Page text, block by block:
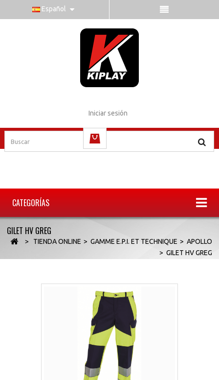
Español
Iniciar sesión
CATEGORÍAS
GILET HV GREG
> TIENDA ONLINE > GAMME E.P.I. ET TECHNIQUE > APOLLO
> GILET HV GREG